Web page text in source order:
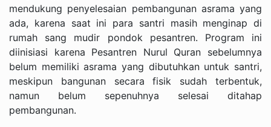
mendukung penyelesaian pembangunan asrama yang
ada, karena saat ini para santri masih menginap di
rumah sang mudir pondok pesantren. Program ini
diinisiasi karena Pesantren Nurul Quran sebelumnya
belum memiliki asrama yang dibutuhkan untuk santri,
meskipun bangunan secara fisik sudah terbentuk,
namun belum sepenuhnya selesai ditahap
pembangunan.